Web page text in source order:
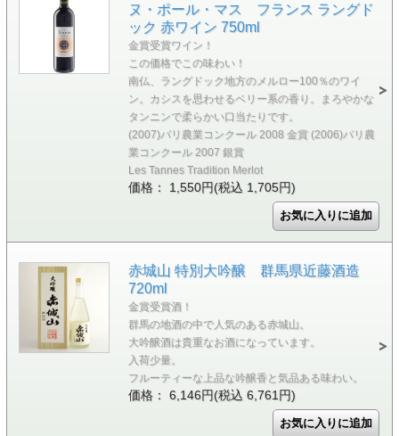
ヌ・ポール・マス フランス ラングド
ック 赤ワイン 750ml
金賞受賞ワイン！
この価格でこの味わい！
南仏、ラングドック地方のメルロー100％のワイ
ン。カシスを思わせるベリー系の香り。まろやかな
タンニンで柔らかい口当たりです。
(2007)パリ農業コンクール 2008 金賞 (2006)パリ農
業コンクール 2007 銀賞
Les Tannes Tradition Merlot
価格： 1,550円(税込 1,705円)
赤城山 特別大吟醸 群馬県近藤酒造
720ml
金賞受賞酒！
群馬の地酒の中で人気のある赤城山。
大吟醸酒は貴重なお酒になっています。
入荷少量。
フルーティーな上品な吟醸香と気品ある味わい。
価格： 6,146円(税込 6,761円)